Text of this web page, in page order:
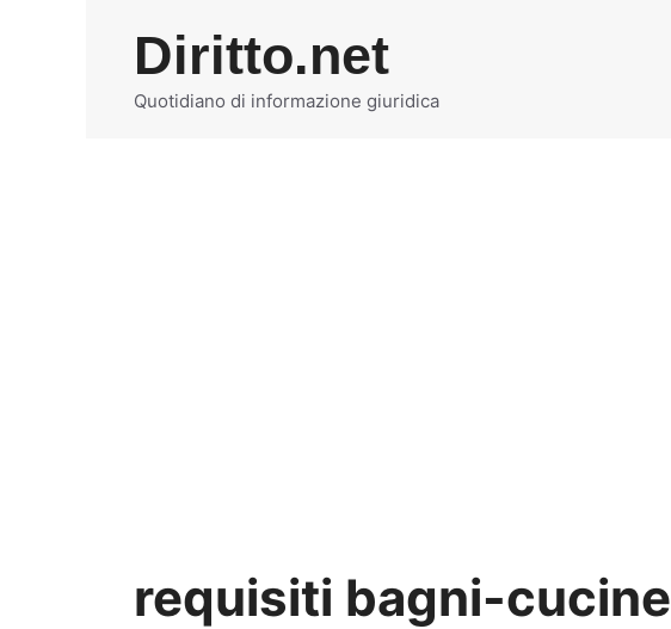
Diritto.net
Quotidiano di informazione giuridica
requisiti bagni-cucine